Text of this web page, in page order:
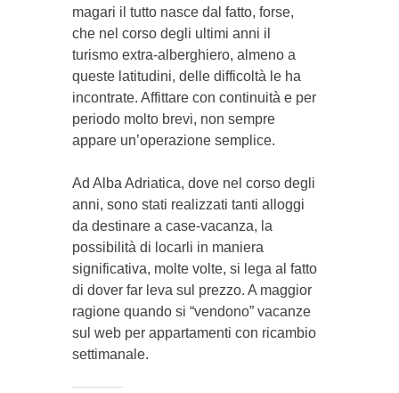
magari il tutto na­­sce dal fat­to, forse,
che nel cor­so degli ultimi anni il
turismo extra-alberghiero, al­me­no a
queste latitudini, delle difficoltà le ha
incontrate. Af­fittare con continuità e per
periodo molto brevi, non sempre
appare un’operazio­ne semplice.
Ad Alba Adria­tica, dove nel corso degli
anni, sono stati realizzati tanti alloggi
da destinare a case-vacanza, la
possibilità di lo­carli in maniera
significativa, molte volte, si lega al fat­to
di do­ver far leva sul prezzo. A maggior
ragione quando si “vendono” vacanze
sul web per apparta­men­ti con ri­cambio
settimanale.